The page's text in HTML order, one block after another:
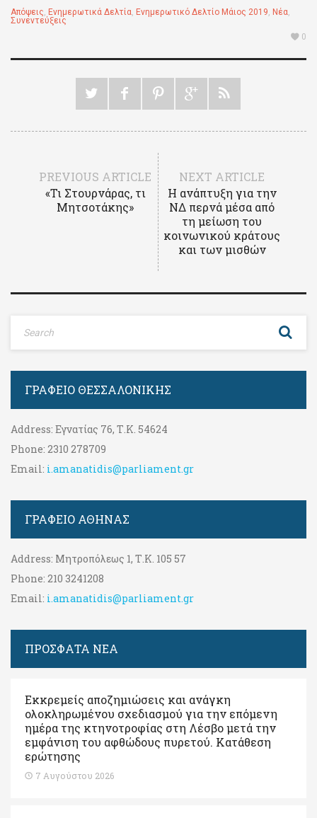
Απόψεις, Ενημερωτικά Δελτία, Ενημερωτικό Δελτίο Μάιος 2019, Νέα,
Συνεντεύξεις
0
PREVIOUS ARTICLE
«Τι Στουρνάρας, τι
Μητσοτάκης»
NEXT ARTICLE
Η ανάπτυξη για την
ΝΔ περνά μέσα από
τη μείωση του
κοινωνικού κράτους
και των μισθών
ΓΡΑΦΕΊΟ ΘΕΣΣΑΛΟΝΊΚΗΣ
Address: Εγνατίας 76, Τ.Κ. 54624
Phone: 2310 278709
Email: i.amanatidis@parliament.gr
ΓΡΑΦΕΊΟ ΑΘΉΝΑΣ
Address: Μητροπόλεως 1, Τ.Κ. 105 57
Phone: 210 3241208
Email: i.amanatidis@parliament.gr
ΠΡΟΣΦΑΤΑ ΝΕΑ
Εκκρεμείς αποζημιώσεις και ανάγκη
ολοκληρωμένου σχεδιασμού για την επόμενη
ημέρα της κτηνοτροφίας στη Λέσβο μετά την
εμφάνιση του αφθώδους πυρετού. Kατάθεση
ερώτησης
7 Αυγούστου 2026